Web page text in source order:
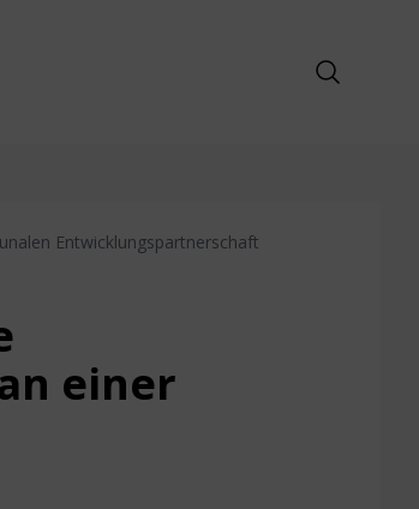
Suche
Entwicklungspartnerschaft
einer